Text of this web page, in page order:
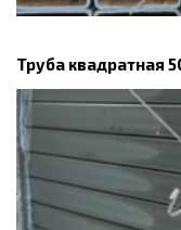
Труба квадратная